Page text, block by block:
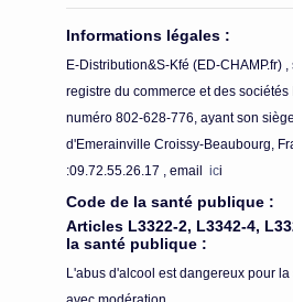
Informations légales :
E-Distribution&S-Kfé (ED-CHAMP.fr)
registre du commerce et des sociétés
numéro 802-628-776, ayant son
d'Emerainville Croissy-Beaubourg,
:09.72.55.26.17 , email ici
Code de la santé publique :
Articles L3322-2, L3342-4,
la santé publique :
L'abus d'alcool est dangereux pour